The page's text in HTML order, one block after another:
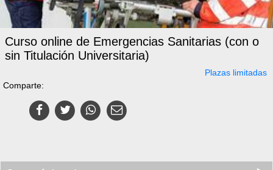
Curso online de Emergencias Sanitarias (con o
sin Titulación Universitaria)
Plazas limitadas
Comparte: